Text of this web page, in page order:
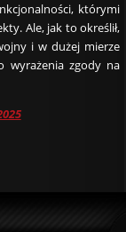
którymi
Ale, jak to określił,
i w dużej mierze
wyrażenia zgody na